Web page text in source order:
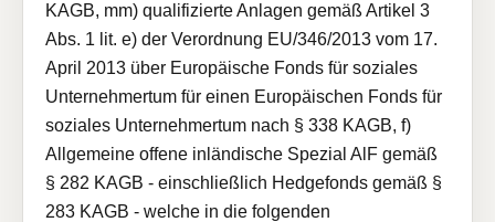
KAGB, mm) qualifizierte Anlagen gemäß Artikel 3
Abs. 1 lit. e) der Verordnung EU/346/2013 vom 17.
April 2013 über Europäische Fonds für soziales
Unternehmertum für einen Europäischen Fonds für
soziales Unternehmertum nach § 338 KAGB, f)
Allgemeine offene inländische Spezial AlF gemäß
§ 282 KAGB - einschließlich Hedgefonds gemäß §
283 KAGB - welche in die folgenden